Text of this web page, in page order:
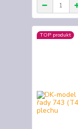
TOP produkt